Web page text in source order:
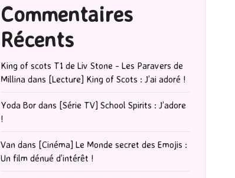
Commentaires
Récents
King of scots T1 de Liv Stone - Les Paravers de
Millinadans [Lecture] King of Scots : J’ai adoré !
Yoda Bordans [Série TV] School Spirits : J’adore
!
Van dans [Cinéma] Le Monde secret des Emojis :
Un film dénué d’intérêt !